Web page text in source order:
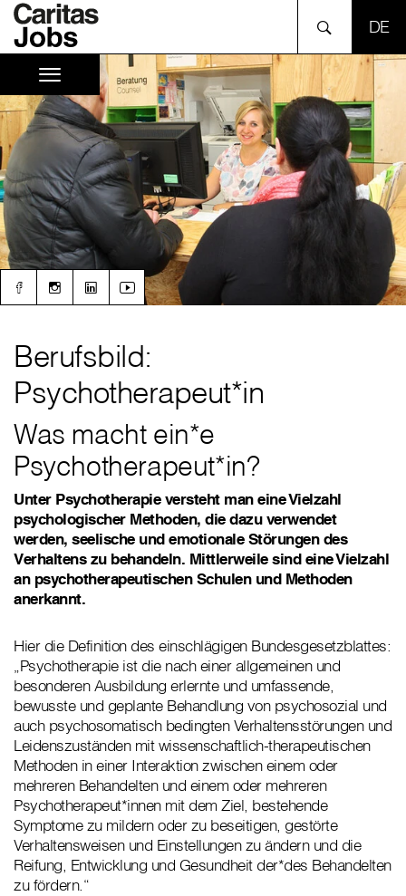
Berufsbild:
Psychotherapeut*in
Was macht ein*e
Psychotherapeut*in?
Unter Psychotherapie versteht man eine Vielzahl
psychologischer Methoden, die dazu verwendet
werden, seelische und emotionale Störungen des
Verhaltens zu behandeln. Mittlerweile sind eine Vielzahl
an psychotherapeutischen Schulen und Methoden
anerkannt.
Hier die Definition des einschlägigen Bundesgesetzblattes:
„Psychotherapie ist die nach einer allgemeinen und
besonderen Ausbildung erlernte und umfassende,
bewusste und geplante Behandlung von psychosozial und
auch psychosomatisch bedingten Verhaltensstörungen und
Leidenszuständen mit wissenschaftlich-therapeutischen
Methoden in einer Interaktion zwischen einem oder
mehreren Behandelten und einem oder mehreren
Psychotherapeut*innen mit dem Ziel, bestehende
Symptome zu mildern oder zu beseitigen, gestörte
Verhaltensweisen und Einstellungen zu ändern und die
Reifung, Entwicklung und Gesundheit der*des Behandelten
zu fördern.“